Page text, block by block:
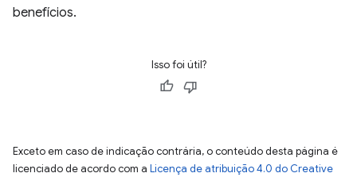
benefícios.
Isso foi útil?
Exceto em caso de indicação contrária, o conteúdo desta página é
licenciado de acordo com a Licença de atribuição 4.0 do Creative